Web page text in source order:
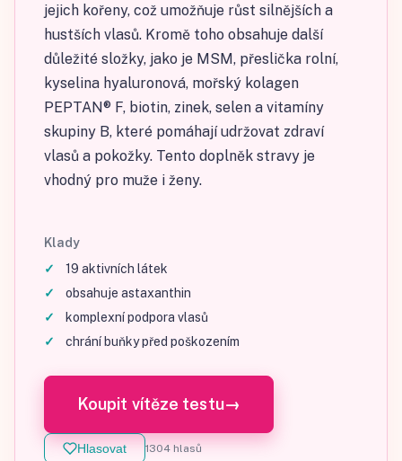
jejich kořeny, což umožňuje růst silnějších a
hustších vlasů. Kromě toho obsahuje další
důležité složky, jako je MSM, přeslička rolní,
kyselina hyaluronová, mořský kolagen
PEPTAN® F, biotin, zinek, selen a vitamíny
skupiny B, které pomáhají udržovat zdraví
vlasů a pokožky. Tento doplněk stravy je
vhodný pro muže i ženy.
Klady
19 aktivních látek
obsahuje astaxanthin
komplexní podpora vlasů
chrání buňky před poškozením
Koupit vítěze testu→
Hlasovat 1304 hlasů